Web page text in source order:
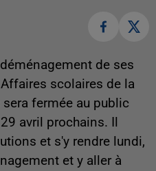
de ses
scolaires de la
fermée au public
avril prochains. Il
et s'y rendre lundi,
et y aller à